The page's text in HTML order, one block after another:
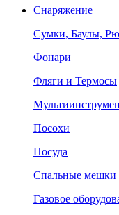
Снаряжение
Сумки, Баулы,
Фонари
Фляги и Термосы
Посохи
Посуда
Спальные мешки
Газовое